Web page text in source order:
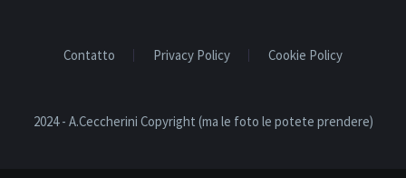
Contatto Privacy Policy Cookie Policy
2024 - A.Ceccherini Copyright (ma le foto le potete prendere)